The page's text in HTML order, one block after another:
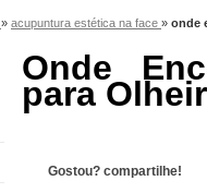
» acupuntura estética na face » onde
Onde
para
Gostou? compartilhe!